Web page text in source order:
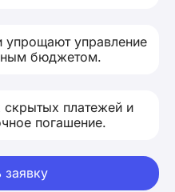
упрощают управление
бюджетом.
скрытых платежей и
погашение.
заявку